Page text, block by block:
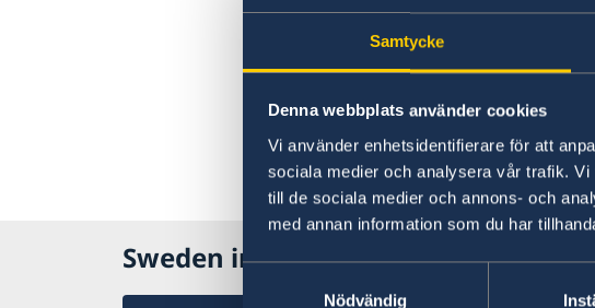
Samtycke
Denna webbplats använder cookies
Vi använder enhetsidentifierare för att
sociala medier och analysera vår trafik.
till de sociala medier och annons- och
med annan information som du har
Nödvändig
New funding round opens in Mozambique to
the
Last
Sweden in Mozambique, Maputo